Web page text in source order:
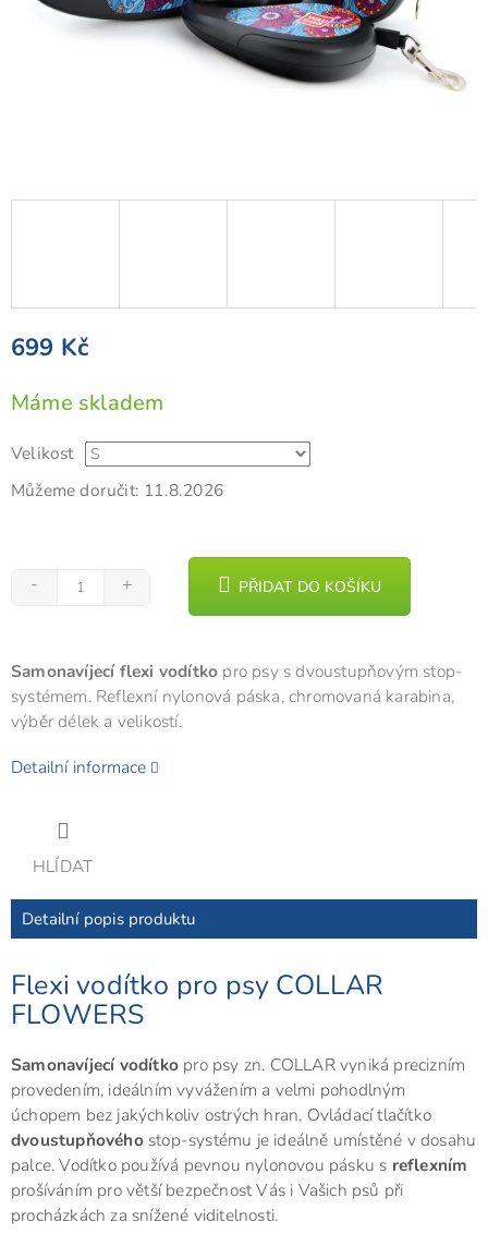
699 Kč
Měrná
cena:
Máme skladem
Velikost
Můžeme doručit: 11.8.2026
PŘIDAT DO KOŠÍKU
Samonavíjecí flexi vodítko pro psy s dvoustupňovým stop-
systémem. Reflexní nylonová páska, chromovaná karabina,
výběr délek a velikostí.
Detailní informace
HLÍDAT
Detailní popis produktu
Flexi vodítko pro psy COLLAR
FLOWERS
Samonavíjecí vodítko pro psy zn. COLLAR vyniká precizním
provedením, ideálním vyvážením a velmi pohodlným
úchopem bez jakýchkoliv ostrých hran. Ovládací tlačítko
dvoustupňovéhostop-systému je ideálně umístěné v dosahu
palce. Vodítko používá pevnou nylonovou pásku s reflexním
prošíváním pro větší bezpečnost Vás i Vašich psů při
procházkách za snížené viditelnosti.